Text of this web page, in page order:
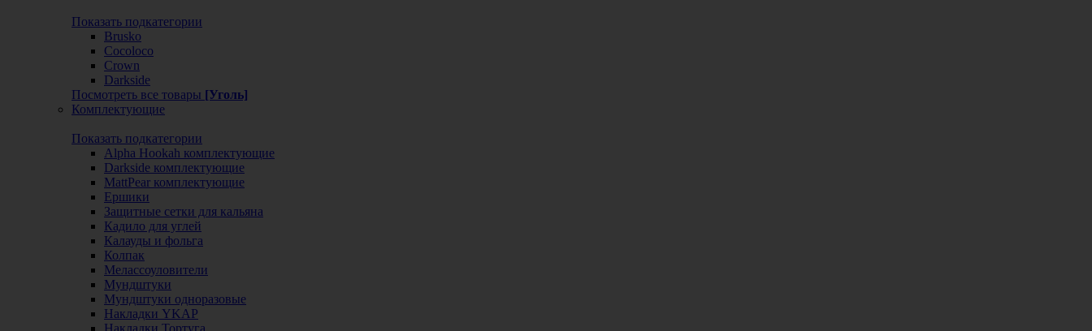
Показать подкатегории
Brusko
Cocoloco
Crown
Darkside
Посмотреть все товары [Уголь]
Комплектующие
Показать подкатегории
Alpha Hookah комплектующие
Darkside комплектующие
MattPear комплектующие
Ершики
Защитные сетки для кальяна
Кадило для углей
Калауды и фольга
Колпак
Мелассоуловители
Мундштуки
Мундштуки одноразовые
Накладки YKAP
Накладки Тортуга